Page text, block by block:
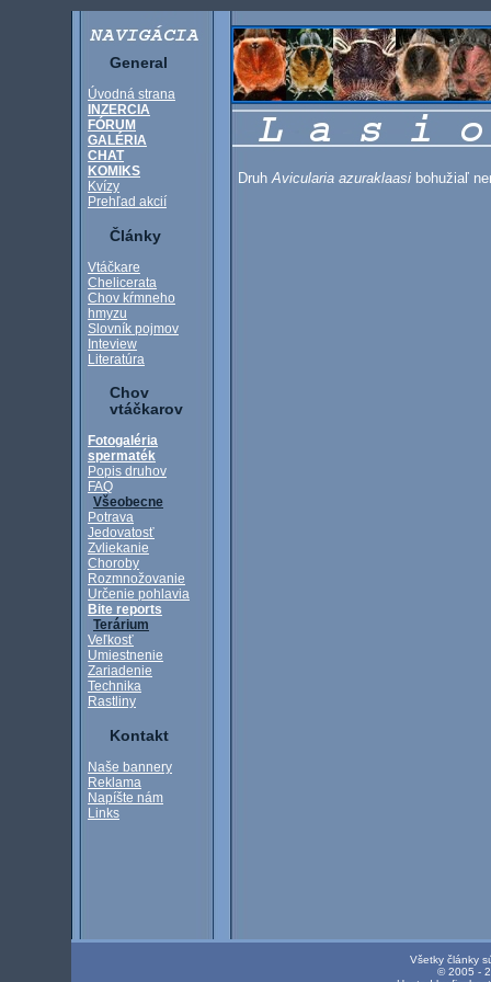
General
Úvodná strana
INZERCIA
FÓRUM
GALÉRIA
CHAT
KOMIKS
Kvízy
Prehľad akcií
Články
Vtáčkare
Chelicerata
Chov kŕmneho
hmyzu
Slovník pojmov
Inteview
Literatúra
Chov
vtáčkarov
Fotogaléria
spermaték
Popis druhov
FAQ
Všeobecne
Potrava
Jedovatosť
Zvliekanie
Choroby
Rozmnožovanie
Určenie pohlavia
Bite reports
Terárium
Veľkosť
Umiestnenie
Zariadenie
Technika
Rastliny
Kontakt
Naše bannery
Reklama
Napíšte nám
Links
DruhAvicularia azuraklaasi bohužiaľ
Všetky články
© 2005 -